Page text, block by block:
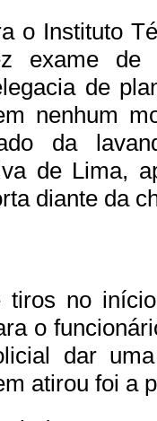
o Instituto
exame de
de
nenhum
da
de Lima,
diante da
tiros no
o
dar
atirou foi a